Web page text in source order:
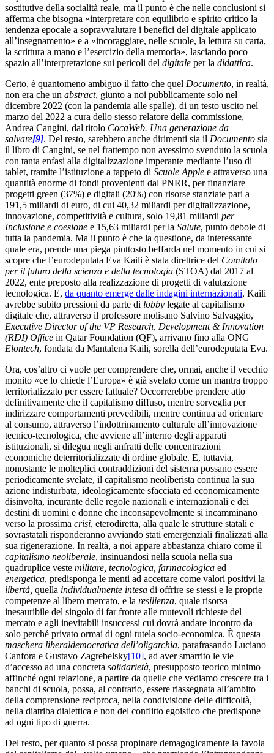
sostitutive della socialità reale, ma il punto è che nelle conclusioni si
afferma che bisogna «interpretare con equilibrio e spirito critico la
tendenza epocale a sopravvalutare i benefici del digitale applicato
all’insegnamento» e a «incoraggiare, nelle scuole, la lettura su carta,
la scrittura a mano e l’esercizio della memoria», lasciando poco
spazio all’interpretazione sui pericoli del digitale per la didattica.
Certo, è quantomeno ambiguo il fatto che quel Documento, in realtà,
non era che un abstract, giunto a noi pubblicamente solo nel
dicembre 2022 (con la pandemia alle spalle), di un testo uscito nel
marzo del 2022 a cura dello stesso relatore della commissione,
Andrea Cangini, dal titolo CocaWeb. Una generazione da
salvare[9]. Del resto, sarebbero anche dirimenti sia il Documento sia
il libro di Cangini, se nel frattempo non avessimo svenduto la scuola
con tanta enfasi alla digitalizzazione imperante mediante l’uso di
tablet, tramite l’istituzione a tappeto di Scuole Apple e attraverso una
quantità enorme di fondi provenienti dal PNRR, per finanziare
progetti green (37%) e digitali (20%) con risorse stanziate pari a
191,5 miliardi di euro, di cui 40,32 miliardi per digitalizzazione,
innovazione, competitività e cultura, solo 19,81 miliardi per
Inclusione e coesione e 15,63 miliardi per la Salute, punto debole di
tutta la pandemia. Ma il punto è che la questione, da interessante
quale era, prende una piega piuttosto beffarda nel momento in cui si
scopre che l’eurodeputata Eva Kaili è stata direttrice del Comitato
per il futuro della scienza e della tecnologia (STOA) dal 2017 al
2022, ente preposto alla realizzazione di progetti di valutazione
tecnologica. E, da quanto emerge dalle indagini internazionali, Kaili
avrebbe subito pressioni da parte di lobby legate al capitalismo
digitale che, attraverso il professore molisano Salvino Salvaggio,
Executive Director of the VP Research, Development & Innovation
(RDI) Office in Qatar Foundation (QF), arrivano fino alla ONG
Elontech, fondata da Mantalena Kaili, sorella dell’eurodeputata Eva.
Ora, cos’altro ci vuole per comprendere che, ormai, anche il vecchio
monito «ce lo chiede l’Europa» è già svelato come un mantra troppo
territorializzato per essere fattuale? Occorrerebbe prendere atto
definitivamente che il capitalismo diffuso, mentre sorveglia per
indirizzare comportamenti prevedibili, mentre continua ad orientare
al consumo, attraverso l’indottrinamento culturale all’innovazione
tecnico-tecnologica, che avviene all’interno degli apparati
istituzionali, si dilegua negli anfratti delle concentrazioni
economiche deterritorializzate di ordine globale. E, tuttavia,
nonostante le molteplici contraddizioni del sistema possano essere
periodicamente svelate, il capitalismo neoliberista continua la sua
azione indisturbata, ideologicamente sfacciata ed economicamente
disinvolta, incurante delle regole nazionali e internazionali e dei
destini di uomini e donne che inconsapevolmente si incamminano
verso la prossima crisi, eterodiretta, alla quale le strutture statali e
sovrastatali risponderanno avviando stati emergenziali finalizzati alla
sua rigenerazione. In realtà, a noi appare abbastanza chiaro come il
capitalismo neoliberale, insinuandosi nella scuola nella sua
quadruplice veste militare, tecnologica, farmacologica ed
energetica, predisponga le menti ad accettare come valori positivi la
libertà, quella individualmente intesa di offrire se stessi e le proprie
competenze al libero mercato, e la resilienza, quale risorsa
inesauribile del singolo di far fronte alle mutevoli richieste del
mercato e agli inevitabili insuccessi cui dovrà andare incontro da
solo perché privato ormai di ogni tutela socio-economica. È questa
maschera liberaldemocratica dell’oligarchia, parafrasando Luciano
Canfora e Gustavo Zagrebelsky[10], ad aver smarrito le vie
d’accesso ad una concreta solidarietà, presupposto teorico minimo
affinché ogni relazione, a partire da quelle che vediamo crescere tra i
banchi di scuola, possa, al contrario, essere riassegnata all’ambito
della comprensione reciproca, nella condivisione delle difficoltà,
nella diatriba dialettica e non del conflitto egoistico che predispone
ad ogni tipo di guerra.
Del resto, per quanto si possa propinare demagogicamente la favola